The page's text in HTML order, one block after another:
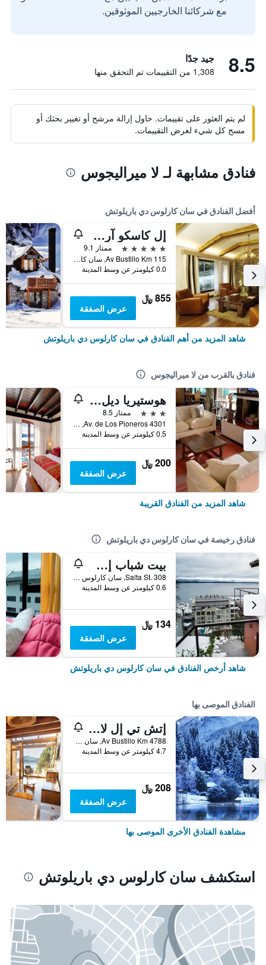
مع شركائنا الخارجيين الموثوقين.
8.5 جيد جدًا
1,308 من التقييمات تم التحقق منها
لم يتم العثور على تقييمات. حاول إزالة مرشح أو تغيير بحثك أو
مسح كل شيء لعرض التقييمات.
فنادق مشابهة لـ لا ميراليجوس
أفضل الفنادق في سان كارلوس دي باريلوتش
إل كاسكو آرت هوتل
5 نجوم
ممتاز 9.1
Av Bustillo Km 115, سان كارلوس دي باريلوتش, محافظة ريو نيغرو, الأرجنتين
0.0 كيلومتر عن وسط المدينة
855 ﷼
عرض الصفقة
شاهد المزيد من أهم الفنادق في سان كارلوس دي باريلوتش
فنادق بالقرب من لا ميراليجوس
هوستيريا ديل برادو
3 نجوم
ممتاز 8.5
4301 Av. de Los Pioneros, سان كارلوس دي باريلوتش, محافظة ريو نيغرو, الأرجنتين
0.5 كيلومتر عن وسط المدينة
200 ﷼
عرض الصفقة
شاهد المزيد من الفنادق القريبة
فنادق رخيصة في سان كارلوس دي باريلوتش
بيت شباب إن باريلوتشي
Salta St. 308, سان كارلوس دي باريلوتش, محافظة ريو نيغرو, الأرجنتين
0.6 كيلومتر عن وسط المدينة
134 ﷼
عرض الصفقة
شاهد أرخص الفنادق في سان كارلوس دي باريلوتش
الفنادق الموصى بها
إتش تي إل لا مالينكا
Av Bustillo Km 4788, سان كارلوس دي باريلوتش, محافظة ريو نيغرو, الأرجنتين
4.7 كيلومتر عن وسط المدينة
208 ﷼
عرض الصفقة
مشاهدة الفنادق الأخرى الموصى بها
استكشف سان كارلوس دي باريلوتش